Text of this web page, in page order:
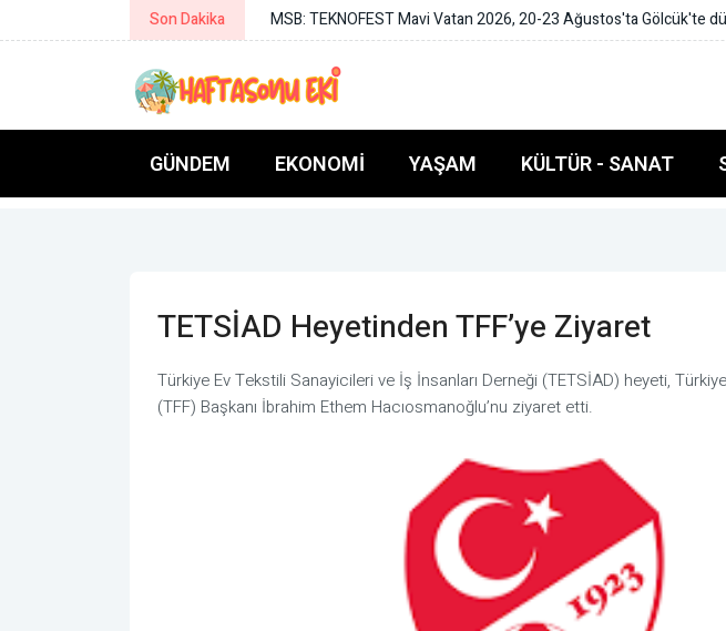
Son Dakika MSB: TEKNOFEST Mavi Vatan 2026, 20-23 Ağustos'ta Gölcük'te
GÜNDEM EKONOMI YAŞAM KÜLTÜR - SANAT
TETSİAD Heyetinden TFF’ye Ziyaret
Türkiye Ev Tekstili Sanayicileri ve İş İnsanları Derneği (TETSİAD) heyeti,
(TFF) Başkanı İbrahim Ethem Hacıosmanoğlu’nu ziyaret etti.